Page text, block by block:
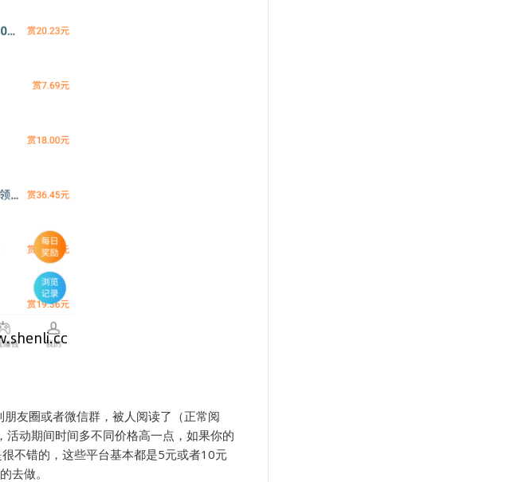
友圈或者微信群，被人阅读了（正常阅
动期间时间多不同价格高一点，如果你的
不错的，这些平台基本都是5元或者10元
去做。